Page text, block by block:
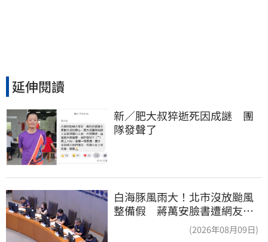
延伸閱讀
新／肥大叔猝逝死因成謎　團
隊發聲了
白海豚風雨大！北市沒放颱風
整備假 蔣萬安臉書遭網友灌
(2026年08月09日)